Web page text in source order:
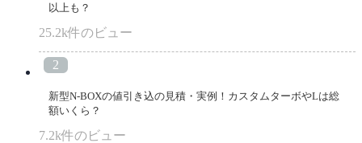
以上も？
25.2k件のビュー
新型N-BOXの値引き込の見積・実例！カスタムターボやLは総
額いくら？
7.2k件のビュー